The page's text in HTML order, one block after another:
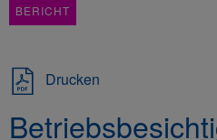
BERICHT
Drucken